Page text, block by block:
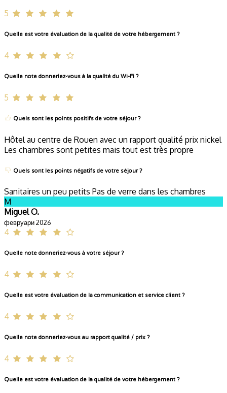
5
Quelle est votre évaluation de la qualité de votre hébergement ?
4
Quelle note donneriez-vous à la qualité du Wi-Fi ?
5
Quels sont les points positifs de votre séjour ?
Hôtel au centre de Rouen avec un rapport qualité prix nickel
Les chambres sont petites mais tout est très propre
Quels sont les points négatifs de votre séjour ?
Sanitaires un peu petits Pas de verre dans les chambres
M
Miguel O.
февруари 2026
4
Quelle note donneriez-vous à votre séjour ?
4
Quelle est votre évaluation de la communication et service client ?
4
Quelle note donneriez-vous au rapport qualité / prix ?
4
Quelle est votre évaluation de la qualité de votre hébergement ?